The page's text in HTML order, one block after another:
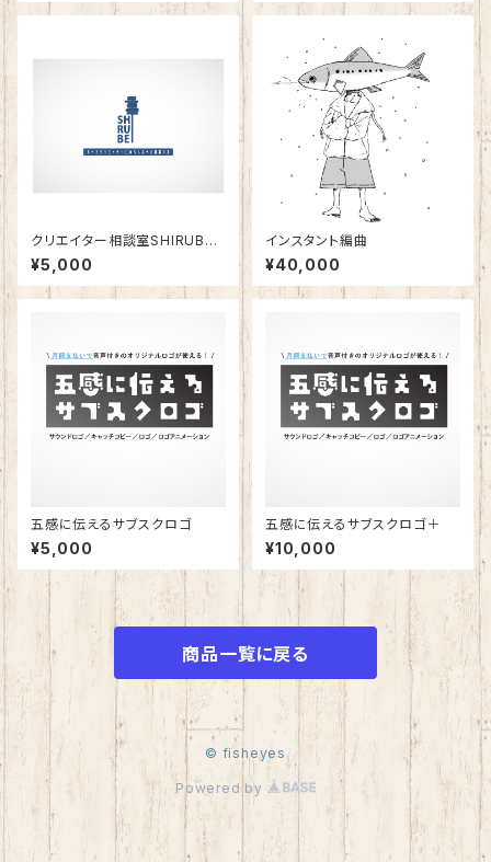
クリエイター相談室SHIRUBE
(単発版)
¥5,000
インスタント編曲
¥40,000
五感に伝えるサブスクロゴ
¥5,000
五感に伝えるサブスクロゴ＋
¥10,000
商品一覧に戻る
© fisheyes
Powered by